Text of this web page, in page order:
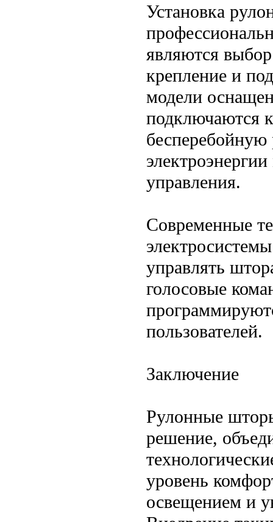
Установка
являются
крепление и
модели
подключаются
бесперебойную
управления.
Современные
управлять
голосовые
пользователей.
Заключение
Рулонные
решение,
уровень
освещением и